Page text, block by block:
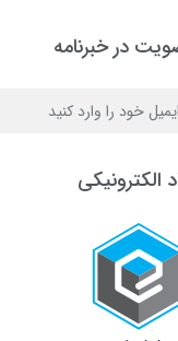
در خبرنامه
الکترونیکی